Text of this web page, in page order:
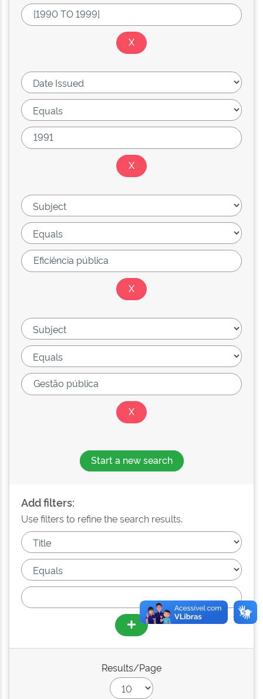
Start a new search
Add filters:
Use filters to refine the search results.
Results/Page